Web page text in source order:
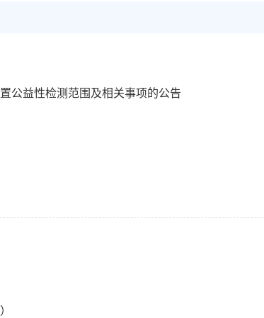
公益性检测范围及相关事项的公告